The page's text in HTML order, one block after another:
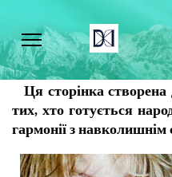
Ця сторінка створена
тих, хто готується
гармонії з